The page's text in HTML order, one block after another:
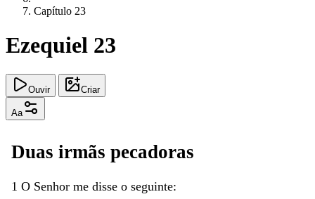
Capítulo 23
Ezequiel 23
Ouvir Criar
Aa
Duas irmãs pecadoras
1 O Senhor me disse o seguinte: